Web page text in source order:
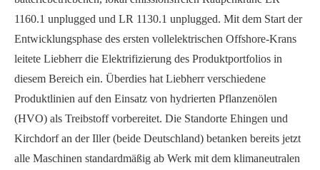
1160.1 unplugged und LR 1130.1 unplugged. Mit dem Start der
Entwicklungsphase des ersten vollelektrischen Offshore-Krans
leitete Liebherr die Elektrifizierung des Produktportfolios in
diesem Bereich ein. Überdies hat Liebherr verschiedene
Produktlinien auf den Einsatz von hydrierten Pflanzenölen
(HVO) als Treibstoff vorbereitet. Die Standorte Ehingen und
Kirchdorf an der Iller (beide Deutschland) betanken bereits jetzt
alle Maschinen standardmäßig ab Werk mit dem klimaneutralen